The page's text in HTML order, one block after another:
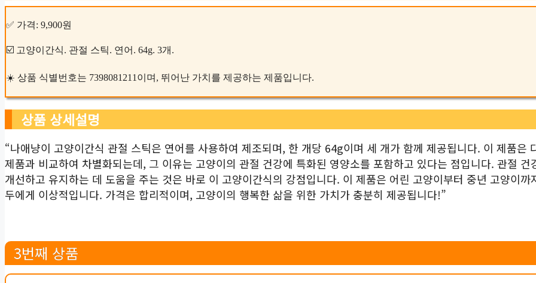
✅ 가격: 9,900원
☑️ 고양이간식. 관절 스틱. 연어. 64g. 3개.
☀️ 상품 식별번호는 7398081211이며, 뛰어난 가치를 제공하는 제품입니다.
상품 상세설명
“나애냥이 고양이간식 관절 스틱은 연어를 사용하여 제조되며, 한 개당 64g이며 세 개가 함께 제공됩니다. 이 제품은
제품과 비교하여 차별화되는데, 그 이유는 고양이의 관절 건강에 특화된 영양소를 포함하고 있다는 점입니다. 관절 건
개선하고 유지하는 데 도움을 주는 것은 바로 이 고양이간식의 강점입니다. 이 제품은 어린 고양이부터 중년 고양이까
두에게 이상적입니다. 가격은 합리적이며, 고양이의 행복한 삶을 위한 가치가 충분히 제공됩니다!”
3번째 상품